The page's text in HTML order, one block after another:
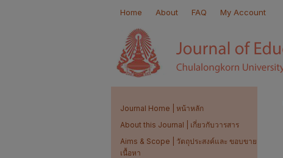
Home About FAQ My Account
Journal Home | หน้าหลัก
About this Journal | เกี่ยวกับวารสาร
Aims & Scope | วัตถุประสงค์และ ขอบขาย
เนื้อหา